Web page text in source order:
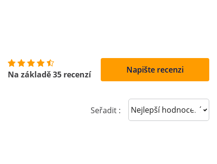
Na základě 35 recenzí Napište recenzi
Seřadit : Sort reviews